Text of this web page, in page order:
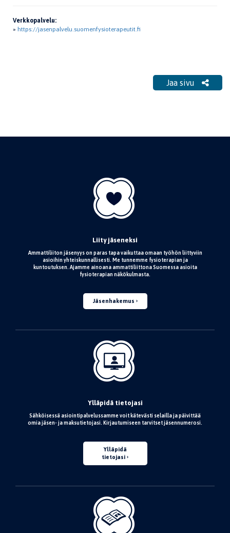
Verkkopalvelu:
» https://jasenpalvelu.suomenfysioterapeutit.fi
Jaa sivu
Liity jäseneksi
Ammattiliiton jäsenyys on paras tapa vaikuttaa omaan työhön liittyviin
asioihin yhteiskunnallisesti. Me tunnemme fysioterapian ja
kuntoutuksen. Ajamme ainoana ammattiliittona Suomessa asioita
fysioterapian näkökulmasta.
Jäsenhakemus
Ylläpidä tietojasi
Sähköisessä asiointipalvelussamme voit kätevästi selailla ja päivittää
omia jäsen- ja maksutietojasi. Kirjautumiseen tarvitset jäsennumerosi.
Ylläpidä
tietojasi